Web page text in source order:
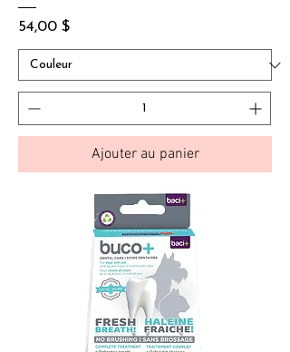
Prix
54,00 $
Ajouter au panier